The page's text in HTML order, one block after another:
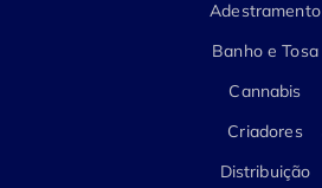
Adestramento
Banho e Tosa
Cannabis
Criadores
Distribuição